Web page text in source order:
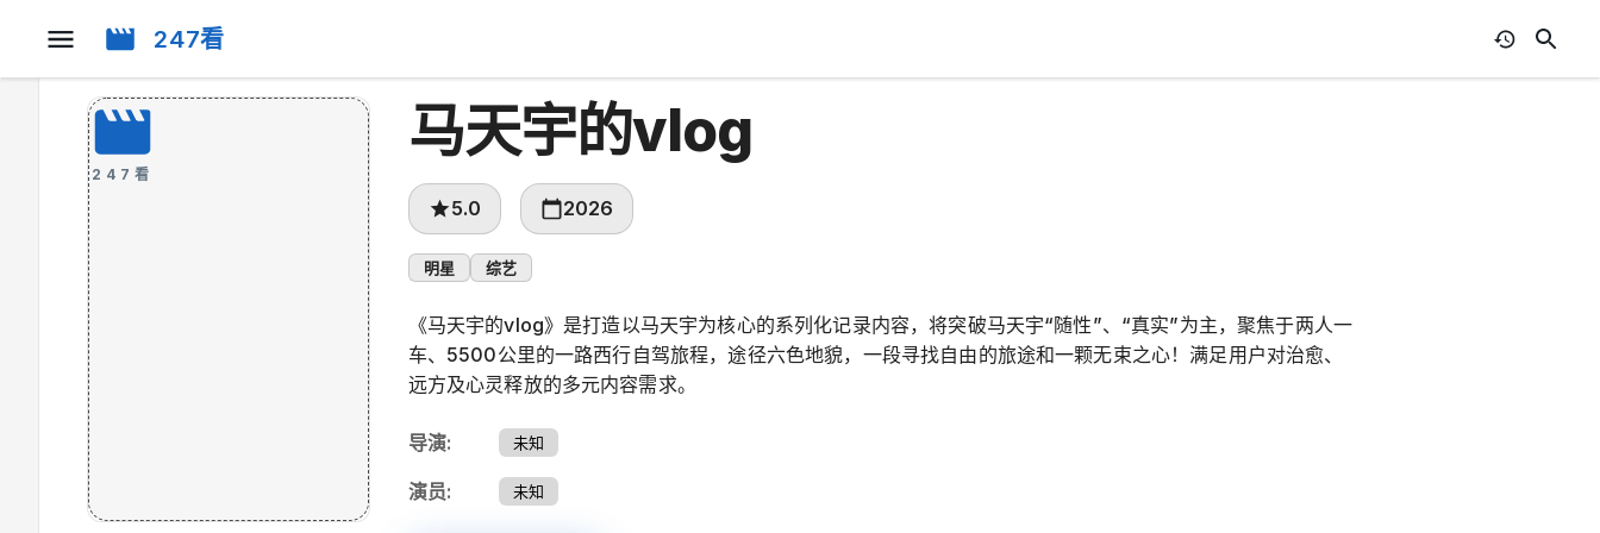
247看
247看
马天宇的vlog
5.0 2026
明星 综艺
《马天宇的vlog》是打造以马天宇为核心的系列化记录内容，将突破马天宇“随性”、“真实”为主，聚焦于两人一
车、5500公里的一路西行自驾旅程，途径六色地貌，一段寻找自由的旅途和一颗无束之心！满足用户对治愈、
远方及心灵释放的多元内容需求。
导演: 未知
演员: 未知